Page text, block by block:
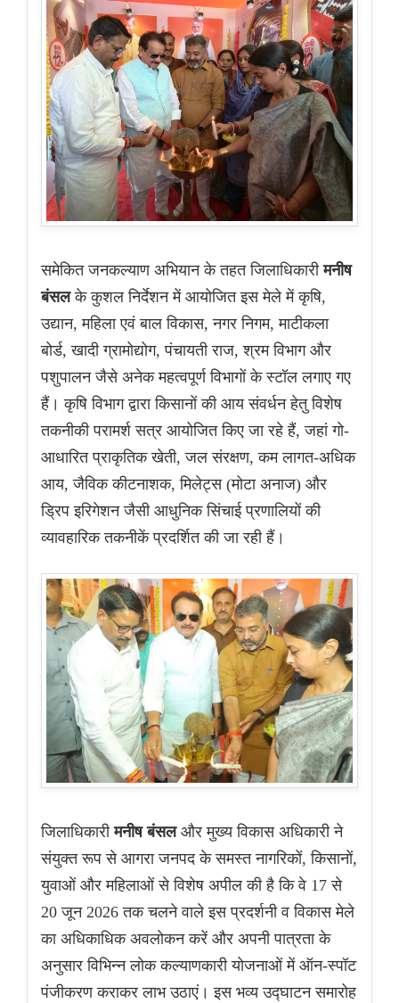
समेकित जनकल्याण अभियान के तहत जिलाधिकारीमनीष
बंसलके कुशल निर्देशन में आयोजित इस मेले में कृषि,
उद्यान, महिला एवं बाल विकास, नगर निगम, माटीकला
बोर्ड, खादी ग्रामोद्योग, पंचायती राज, श्रम विभाग और
पशुपालन जैसे अनेक महत्वपूर्ण विभागों के स्टॉल लगाए गए
हैं। कृषि विभाग द्वारा किसानों की आय संवर्धन हेतु विशेष
तकनीकी परामर्श सत्र आयोजित किए जा रहे हैं, जहां गो-
आधारित प्राकृतिक खेती, जल संरक्षण, कम लागत-अधिक
आय, जैविक कीटनाशक, मिलेट्स (मोटा अनाज) और
ड्रिप इरिगेशन जैसी आधुनिक सिंचाई प्रणालियों की
व्यावहारिक तकनीकें प्रदर्शित की जा रही हैं।
जिलाधिकारीमनीष बंसलऔर मुख्य विकास अधिकारी ने
संयुक्त रूप से आगरा जनपद के समस्त नागरिकों, किसानों,
युवाओं और महिलाओं से विशेष अपील की है कि वे 17 से
20 जून 2026 तक चलने वाले इस प्रदर्शनी व विकास मेले
का अधिकाधिक अवलोकन करें और अपनी पात्रता के
अनुसार विभिन्न लोक कल्याणकारी योजनाओं में ऑन-स्पॉट
पंजीकरण कराकर लाभ उठाएं। इस भव्य उद्घाटन समारोह